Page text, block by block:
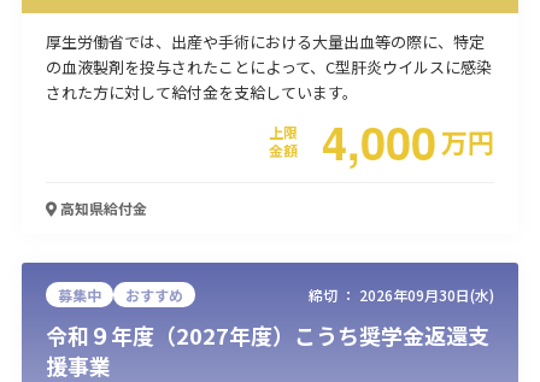
厚生労働省では、出産や手術における大量出血等の際に、特定
の血液製剤を投与されたことによって、C型肝炎ウイルスに感染
された方に対して給付金を支給しています。
上限
金額
4,000万円
高知県給付金
募集中 おすすめ 締切 ： 2026年09月30日(水)
令和９年度（2027年度）こうち奨学金返還支
援事業